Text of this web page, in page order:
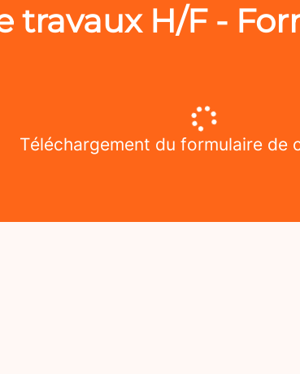
travaux H/F -
Téléchargement du formulaire de